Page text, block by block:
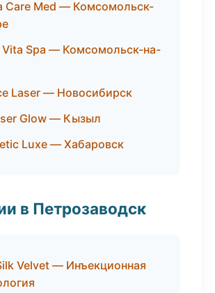
Care Med — Комсомольск-
Vita Spa — Комсомольск-на-
Laser — Новосибирск
Glow — Кызыл
Luxe — Хабаровск
в Петрозаводск
Velvet — Инъекционная